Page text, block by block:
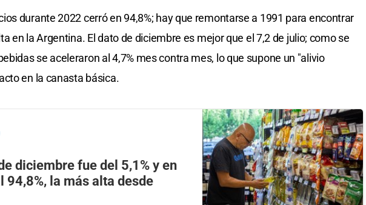
durante 2022 cerró en 94,8%; hay que remontarse a 1991 para encontrar
en la Argentina. El dato de diciembre es mejor que el 7,2 de julio; como se
se aceleraron al 4,7% mes contra mes, lo que supone un "alivio
en la canasta básica.
diciembre fue del 5,1% y en
94,8%, la más alta desde